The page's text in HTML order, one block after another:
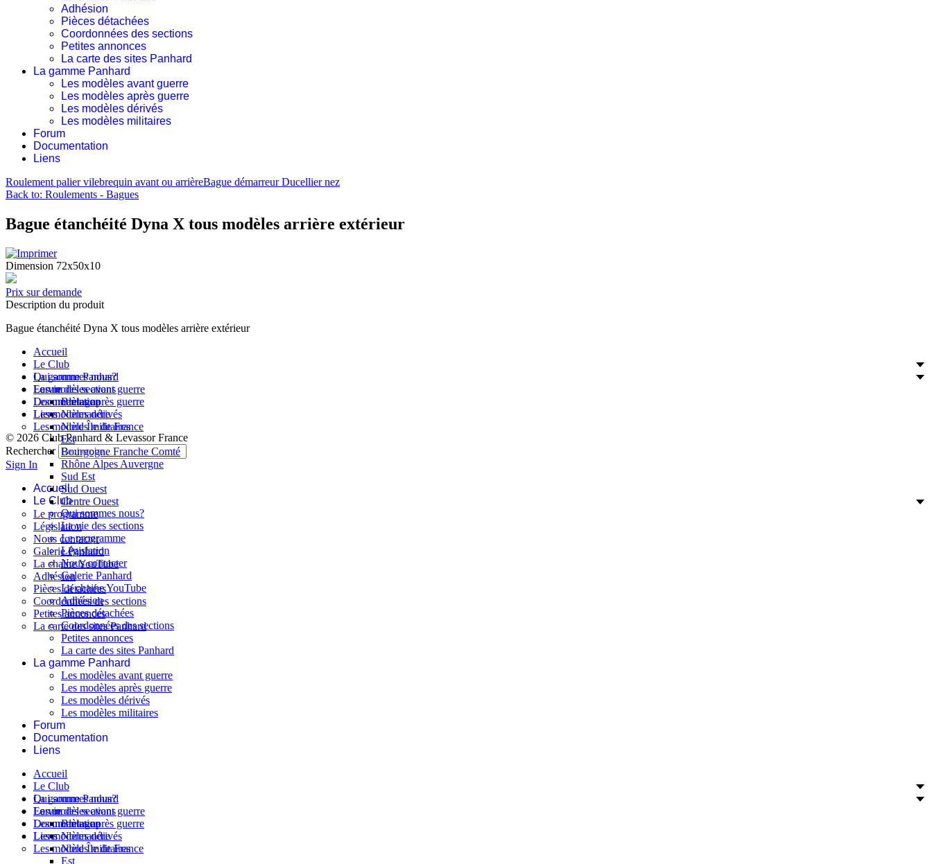
Adhésion
Pièces détachées
Coordonnées des sections
Petites annonces
La carte des sites Panhard
La gamme Panhard
Les modèles avant guerre
Les modèles après guerre
Les modèles dérivés
Les modèles militaires
Forum
Documentation
Liens
Roulement palier vilebrequin avant ou arrièreBague démarreur Ducellier nez
Back to: Roulements - Bagues
Bague étanchéité Dyna X tous modèles arrière extérieur
Dimension 72x50x10
Prix sur demande
Description du produit
Bague étanchéité Dyna X tous modèles arrière extérieur
Accueil
Le Club
Qui sommes nous?
La vie des sections
Bretagne
Normandie
Nord Île de France
Est
Bourgogne Franche Comté
Rhône Alpes Auvergne
Sud Est
Sud Ouest
Centre Ouest
Le programme
Législation
Nous contacter
Galerie Panhard
La chaine YouTube
Adhésion
Pièces détachées
Coordonnées des sections
Petites annonces
La carte des sites Panhard
La gamme Panhard
Les modèles avant guerre
Les modèles après guerre
Les modèles dérivés
Les modèles militaires
Forum
Documentation
Liens
© 2026 Club Panhard & Levassor France
Rechercher
Sign In
Accueil
Le Club
Qui sommes nous?
La vie des sections
Le programme
Législation
Nous contacter
Galerie Panhard
La chaine YouTube
Adhésion
Pièces détachées
Coordonnées des sections
Petites annonces
La carte des sites Panhard
La gamme Panhard
Les modèles avant guerre
Les modèles après guerre
Les modèles dérivés
Les modèles militaires
Forum
Documentation
Liens
Accueil
Le Club
Qui sommes nous?
La vie des sections
Bretagne
Normandie
Nord Île de France
Est
La gamme Panhard
Les modèles avant guerre
Les modèles après guerre
Les modèles dérivés
Les modèles militaires
Forum
Documentation
Liens